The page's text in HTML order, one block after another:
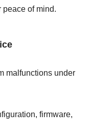
peace of mind.
malfunctions under
firmware,